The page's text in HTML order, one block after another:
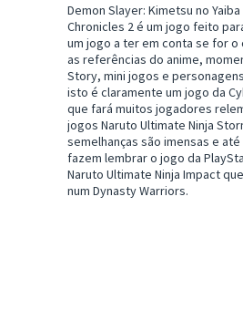
Demon Slayer: Kimetsu no Yaiba
Chronicles 2 é um jogo feito
um jogo a ter em conta se for o
as referências do anime,
Story, mini jogos e
isto é claramente um jogo da
que fará muitos jogadores
jogos Naruto Ultimate Ninja
semelhanças são imensas e
fazem lembrar o jogo da
Naruto Ultimate Ninja Impact
num Dynasty Warriors.